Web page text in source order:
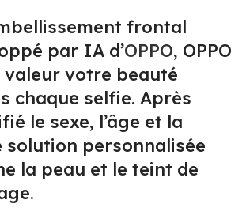
frontal
par IA d’OPPO, OPPO
valeur votre beauté
chaque selfie. Après
le sexe, l’âge et la
solution personnalisée
la peau et le teint de